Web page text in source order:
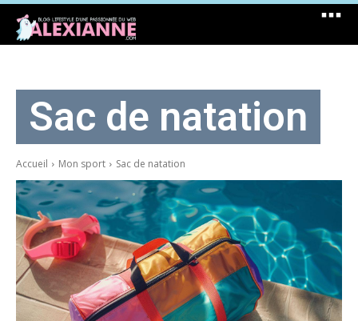
Sac de natation
Accueil Mon sport Sac de natation